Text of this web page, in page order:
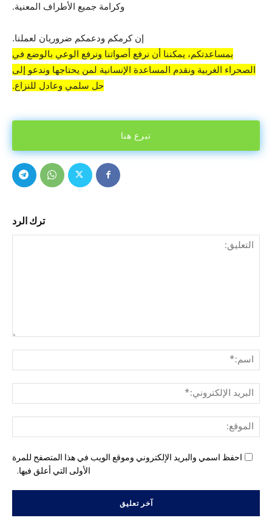
وكرامة جميع الأطراف المعنية.
إن كرمكم ودعمكم ضروريان لعملنا.
بمساعدتكم، يمكننا أن نرفع أصواتنا ونرفع الوعي بالوضع في
الصحراء الغربية ونقدم المساعدة الإنسانية لمن يحتاجها وندعو إلى
حل سلمي وعادل للنزاع.
تبرع هنا
ترك الرد
احفظ اسمي والبريد الإلكتروني وموقع الويب في هذا المتصفح للمرة
الأولى التي أعلق فيها.